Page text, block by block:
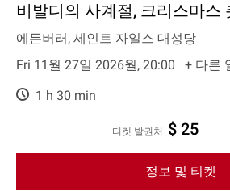
비발디의 사계절, 크리스마스
에든버러, 세인트 자일스 대성당
Fri 11월 27일 2026월, 20:00
+ 다른
1 h 30 min
티켓 발권처 $ 25
정보 및 티켓